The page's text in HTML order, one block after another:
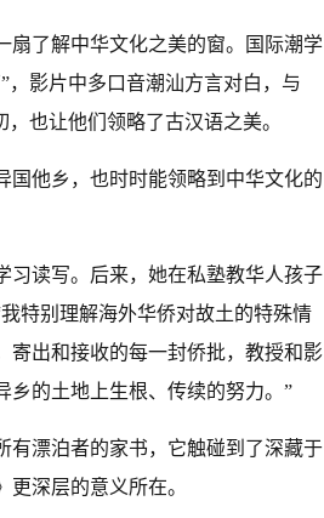
扇了解中华文化之美的窗。国际潮学
，影片中多口音潮汕方言对白，与
也让他们领略了古汉语之美。
国他乡，也时时能领略到中华文化的
习读写。后来，她在私塾教华人孩子
特别理解海外华侨对故土的特殊情
寄出和接收的每一封侨批，教授和影
乡的土地上生根、传续的努力。”
有漂泊者的家书，它触碰到了深藏于
深层的意义所在。